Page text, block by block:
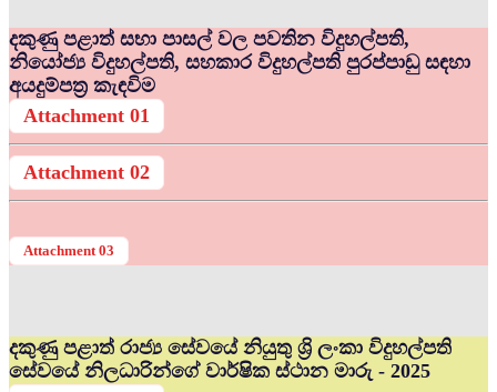
දකුණු පළාත් සභා පාසල් වල පවතින විදුහල්පති,
නියෝජ්‍ය විදුහල්පති, සහකාර විදුහල්පති පුරප්පාඩු සඳහා
අයදුම්පත්‍ර කැඳවිම
Attachment 01
Attachment 02
Attachment 03
දකුණු පළාත් රාජ්‍ය සේවයේ නියුතු ශ්‍රි ලංකා විදුහල්පති
සේවයේ නිලධාරින්ගේ වාර්ෂික ස්ථාන මාරු - 2025